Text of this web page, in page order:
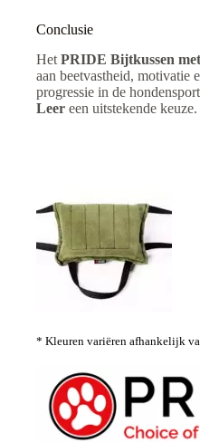
Conclusie
Het PRIDE Bijtkussen
aan beetvastheid, motivatie
progressie in de
Leer een uitstekende keuze.
* Kleuren variëren afhankelijk